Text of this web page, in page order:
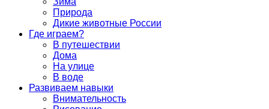
Природа
Дикие животные России
Где играем?
В путешествии
Дома
На улице
В воде
Развиваем навыки
Внимательность